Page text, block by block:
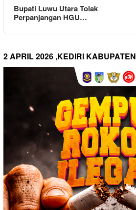
Bupati Luwu Utara Tolak
Perpanjangan HGU…
2 APRIL 2026 ,KEDIRI KABUPATEN